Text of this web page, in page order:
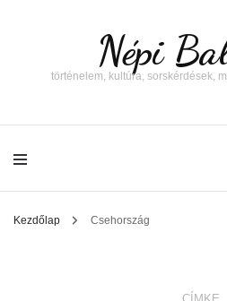
Népi
történelem, kultúra, sorskérdések,
Kezdőlap Csehország